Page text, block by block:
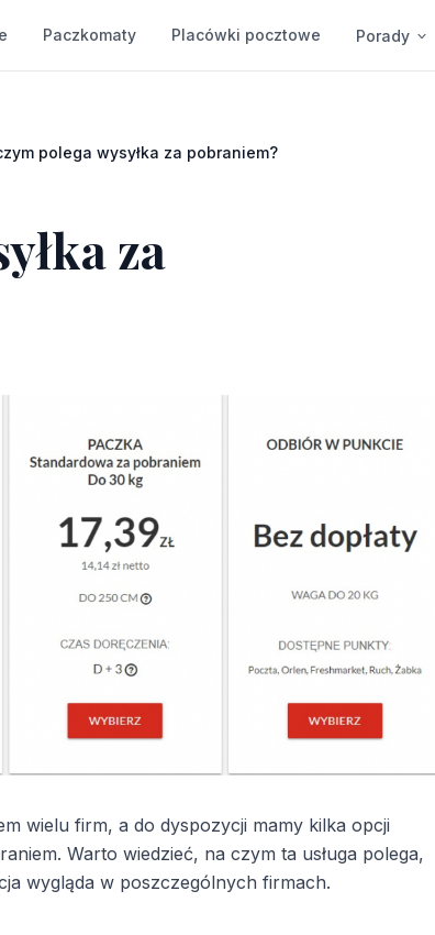
Paczkomaty Placówki pocztowe Porady
polega wysyłka za pobraniem?
za
wielu firm, a do dyspozycji mamy kilka opcji
Warto wiedzieć, na czym ta usługa polega,
wygląda w poszczególnych firmach.